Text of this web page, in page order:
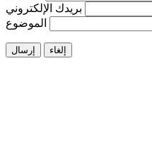
بريدك الإلكتروني
الموضوع
إرسال إلغاء